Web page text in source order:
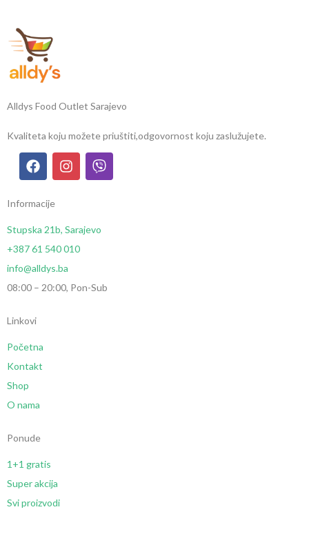
Alldys Food Outlet Sarajevo
Kvaliteta koju možete priuštiti,odgovornost koju zaslužujete.
Informacije
Stupska 21b, Sarajevo
+387 61 540 010
info@alldys.ba
08:00 – 20:00, Pon-Sub
Linkovi
Početna
Kontakt
Shop
O nama
Ponude
1+1 gratis
Super akcija
Svi proizvodi